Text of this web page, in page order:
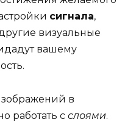
сигнала,
визуальные
вашему
в
работать с слоями.